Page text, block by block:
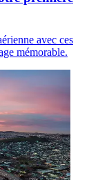
avec ces
mémorable.